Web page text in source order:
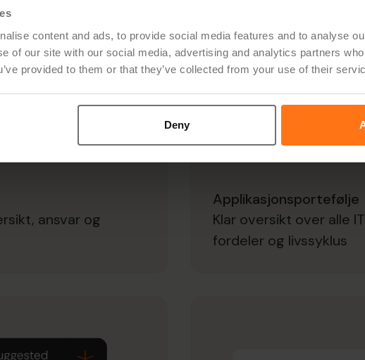
content and ads, to provide social media features and to analyse
of our site with our social media, advertising and analytics partners
provided to them or that they’ve collected from your use of their
Deny
ansvar og
Applikasjonsportefølje
Klar oversikt over alle
fordeler og livssyklus